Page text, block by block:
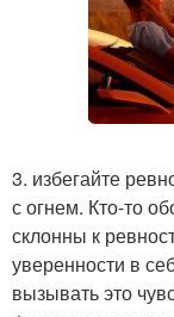
3. избегайте
с огнем. Кто-то
склонны к
уверенности в
вызывать это